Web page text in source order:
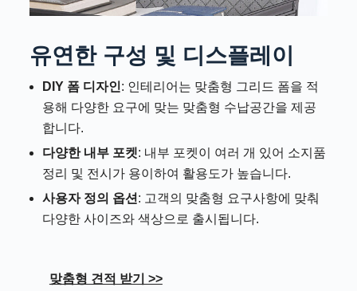
유연한 구성 및 디스플레이
DIY 폼 디자인: 인테리어는 맞춤형 그리드 폼을 적
용해 다양한 요구에 맞는 맞춤형 수납공간을 제공
합니다.
다양한 내부 포켓: 내부 포켓이 여러 개 있어 소지품
정리 및 전시가 용이하여 활용도가 높습니다.
사용자 정의 옵션 : 고객의 맞춤형 요구사항에 맞춰
다양한 사이즈와 색상으로 출시됩니다.
맞춤형 견적 받기 >>